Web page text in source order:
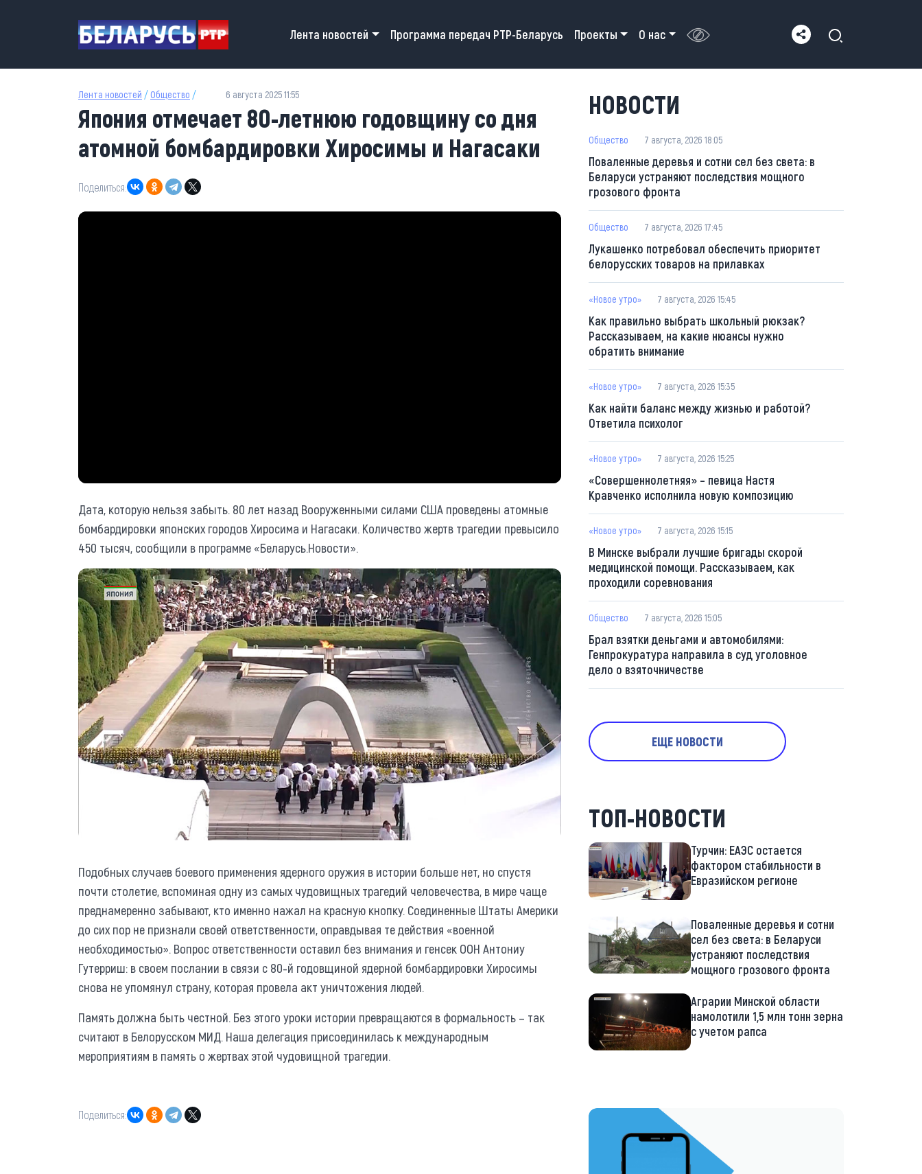
Main navigation
Лента новостей Программа передач РТР-Беларусь Проекты О нас
Лента новостей / Общество / 6 августа 2025 11:55
Япония отмечает 80-летнюю годовщину со дня
атомной бомбардировки Хиросимы и Нагасаки
Поделиться:
Дата, которую нельзя забыть. 80 лет назад Вооруженными силами США проведены атомные
бомбардировки японских городов Хиросима и Нагасаки. Количество жертв трагедии превысило
450 тысяч, сообщили в программе «Беларусь.Новости».
Подобных случаев боевого применения ядерного оружия в истории больше нет, но спустя
почти столетие, вспоминая одну из самых чудовищных трагедий человечества, в мире чаще
преднамеренно забывают, кто именно нажал на красную кнопку. Соединенные Штаты Америки
до сих пор не признали своей ответственности, оправдывая те действия «военной
необходимостью». Вопрос ответственности оставил без внимания и генсек ООН Антониу
Гутерриш: в своем послании в связи с 80-й годовщиной ядерной бомбардировки Хиросимы
снова не упомянул страну, которая провела акт уничтожения людей.
Память должна быть честной. Без этого уроки истории превращаются в формальность – так
считают в Белорусском МИД. Наша делегация присоединилась к международным
мероприятиям в память о жертвах этой чудовищной трагедии.
Поделиться:
НОВОСТИ
Общество 7 августа, 2026 18:05
Поваленные деревья и сотни сел без света: в
Беларуси устраняют последствия мощного
грозового фронта
Общество 7 августа, 2026 17:45
Лукашенко потребовал обеспечить приоритет
белорусских товаров на прилавках
«Новое утро» 7 августа, 2026 15:45
Как правильно выбрать школьный рюкзак?
Рассказываем, на какие нюансы нужно
обратить внимание
«Новое утро» 7 августа, 2026 15:35
Как найти баланс между жизнью и работой?
Ответила психолог
«Новое утро» 7 августа, 2026 15:25
«Совершеннолетняя» – певица Настя
Кравченко исполнила новую композицию
«Новое утро» 7 августа, 2026 15:15
В Минске выбрали лучшие бригады скорой
медицинской помощи. Рассказываем, как
проходили соревнования
Общество 7 августа, 2026 15:05
Брал взятки деньгами и автомобилями:
Генпрокуратура направила в суд уголовное
дело о взяточничестве
ЕЩЕ НОВОСТИ
ТОП-НОВОСТИ
Турчин: ЕАЭС остается
фактором стабильности в
Евразийском регионе
Поваленные деревья и сотни
сел без света: в Беларуси
устраняют последствия
мощного грозового фронта
Аграрии Минской области
намолотили 1,5 млн тонн зерна
с учетом рапса
https://t.me/minskctvby